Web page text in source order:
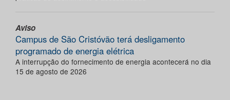
Aviso
Campus de São Cristóvão terá desligamento
programado de energia elétrica
A interrupção do fornecimento de energia acontecerá no dia
15 de agosto de 2026